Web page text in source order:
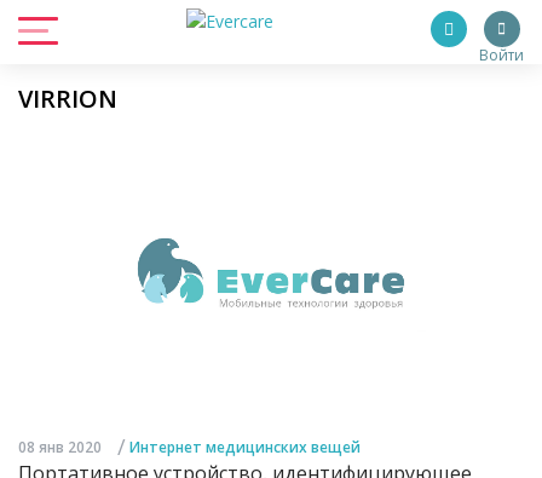
Войти
VIRRION
08 янв 2020 / Интернет медицинских вещей